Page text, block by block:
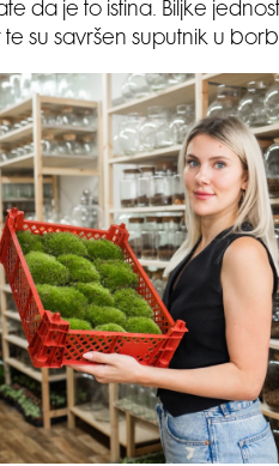
da je to istina. Biljke
su savršen suputnik u